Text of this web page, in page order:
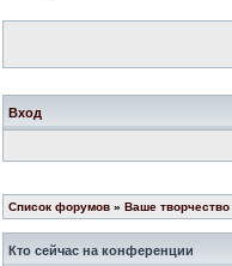
Вход
Список форумов » Ваше творчество
Кто сейчас на конференции